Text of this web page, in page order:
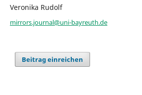
Veronika Rudolf
mirrors.journal@uni-bayreuth.de
Beitrag einreichen